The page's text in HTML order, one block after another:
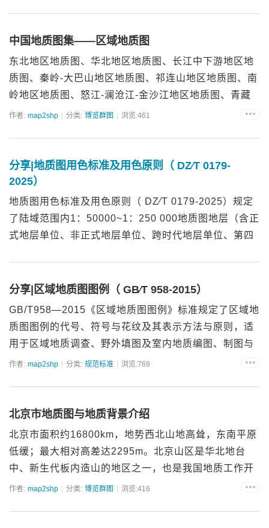
古构造图、中国印...
中国地质图集——区域地质图
东北地区地质图、华北地区地质图、长江中下游地区地
质图、秦岭-大巴山地区地质图、祁连山地区地质图、南
岭地区地质图、怒江-澜沧江-金沙江地区地质图、青藏
高原地区地质图编制单位：中国地质科学院地质研究
作者: map2shp 分类: 博览群图 浏览:461
分享|地质图用色标准及用色原则（ DZ∕T 0179-
2025）
地质图用色标准及用色原则（ DZ∕T 0179-2025）规定
了陆域范围内1：50000~1：250 000地质图地层（含正
式地层单位、非正式地层单位、跨时代地层单位、第四
分享|区域地质图图例（ GB∕T 958-2015）
GB/T958—2015《区域地质图图例》标准规定了区域地
质图图例的代号、符号与花纹及其表示方法与原则，适
用于区域地质调查、野外填图及室内地质编图、制图与
出版；编辑其他各类专题地质图件可参照执行。...
作者: map2shp 分类: 规范标准 浏览:769
北京市地质图与地质背景介绍
北京市面积约16800km，地势西北山地高耸，东南平原
低缓；最大相对高差达2295m。北京山区是华北地台
中、新生代板内造山的地区之一，也是我国地质工作开
始最早的地方，素有中国地质工作“摇篮”之称。...
作者: map2shp 分类: 博览群图 浏览:416